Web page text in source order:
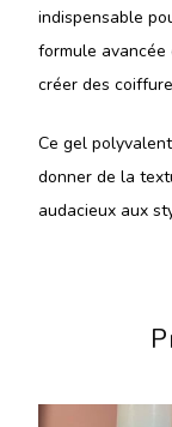
indispensable
formule
créer des
Ce gel
donner de la
audacieux aux